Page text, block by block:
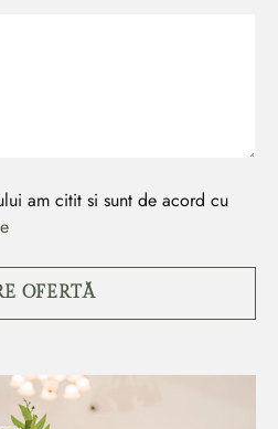
am citit si sunt de acord cu
OFERTĂ